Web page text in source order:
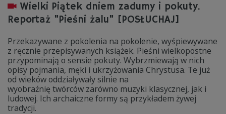
Wielki Piątek dniem zadumy i pokuty.
Reportaż "Pieśni żalu" [POSŁUCHAJ]
Przekazywane z pokolenia na pokolenie, wyśpiewywane
z ręcznie przepisywanych książek. Pieśni wielkopostne
przypominają o sensie pokuty. Wybrzmiewają w nich
opisy pojmania, męki i ukrzyżowania Chrystusa. Te już
od wieków oddziaływały silnie na
wyobraźnię twórców zarówno muzyki klasycznej, jak i
ludowej. Ich archaiczne formy są przykładem żywej
tradycji.